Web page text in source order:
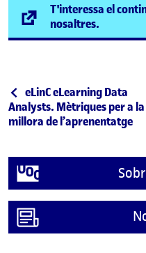
T'interessa el
nosaltres.
Navegació
Entrada anterior
eLinC eLearning Data
Analysts. Mètriques per a la
millora de l’aprenentatge